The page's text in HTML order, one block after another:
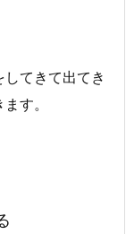
てきて出てき
す。